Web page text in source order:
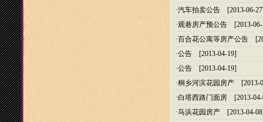
·汽车拍卖公告 [2013-06-
·观巷房产预公告 [2013-
·百合花公寓等房产公告
·公告 [2013-04-19]
·公告 [2013-04-19]
·桐乡河滨花园房产 [2013-
·白塔西路门面房 [2013-
·马浜花园房产 [2013-04-